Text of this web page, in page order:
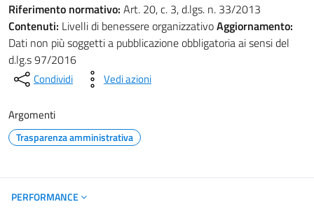
Riferimento normativo: Art. 20, c. 3, d.lgs. n. 33/2013
Contenuti: Livelli di benessere organizzativoAggiornamento:
Dati non più soggetti a pubblicazione obbligatoria ai sensi del
d.lg.s 97/2016
Condividi Vedi azioni
Argomenti
Trasparenza amministrativa
PERFORMANCE